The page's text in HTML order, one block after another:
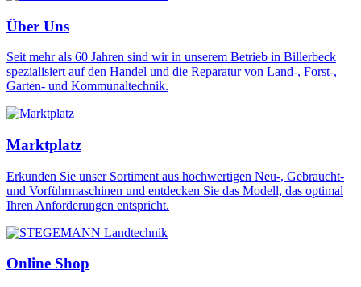
Über Uns
Seit mehr als 60 Jahren sind wir in unserem Betrieb in Billerbeck
spezialisiert auf den Handel und die Reparatur von Land-, Forst-,
Garten- und Kommunaltechnik.
Marktplatz
Erkunden Sie unser Sortiment aus hochwertigen Neu-, Gebraucht-
und Vorführmaschinen und entdecken Sie das Modell, das optimal
Ihren Anforderungen entspricht.
Online Shop